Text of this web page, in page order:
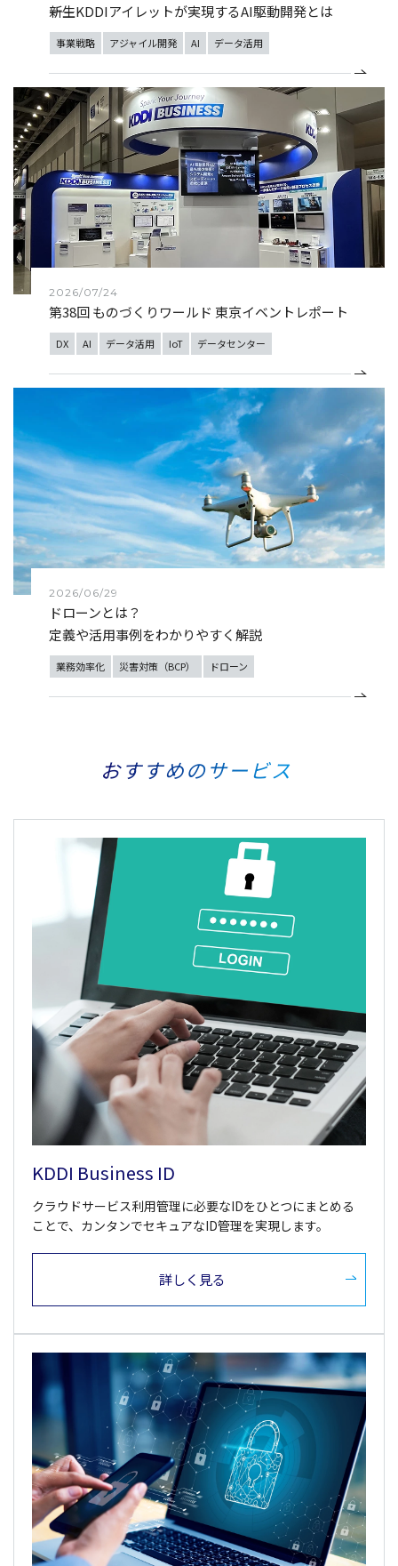
――新生KDDIアイレットが実現するAI駆動開発とは
事業戦略 アジャイル開発 AI データ活用
2026/07/24
第38回 ものづくりワールド 東京イベントレポート
DX AI データ活用 IoT データセンター
2026/06/29
ドローンとは？
定義や活用事例をわかりやすく解説
業務効率化 災害対策（BCP） ドローン
おすすめのサービス
KDDI Business ID
クラウドサービス利用管理に必要なIDをひとつにまとめる
ことで、カンタンでセキュアなID管理を実現します。
詳しく見る